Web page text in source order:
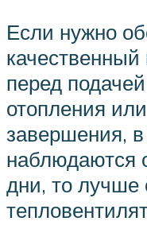
Если нужно
перед
отопления
завершения, в
наблюдаются
дни, то лучше